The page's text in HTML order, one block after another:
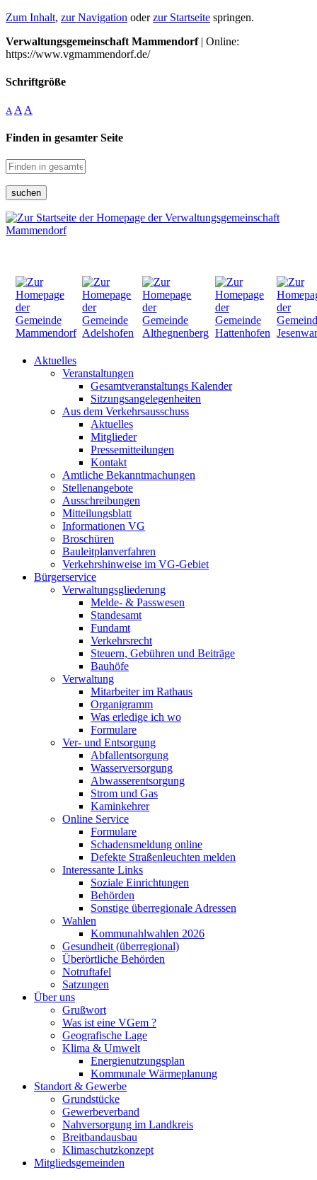
Zum Inhalt, zur Navigation oderzur Startseite springen.
Verwaltungsgemeinschaft Mammendorf| Online:
https://www.vgmammendorf.de/
Schriftgröße
A A A
Finden in gesamter Seite
suchen
Aktuelles
Veranstaltungen
Gesamtveranstaltungs Kalender
Sitzungsangelegenheiten
Aus dem Verkehrsausschuss
Aktuelles
Mitglieder
Pressemitteilungen
Kontakt
Amtliche Bekanntmachungen
Stellenangebote
Ausschreibungen
Mitteilungsblatt
Informationen VG
Broschüren
Bauleitplanverfahren
Verkehrshinweise im VG-Gebiet
Bürgerservice
Verwaltungsgliederung
Melde- & Passwesen
Standesamt
Fundamt
Verkehrsrecht
Steuern, Gebühren und Beiträge
Bauhöfe
Verwaltung
Mitarbeiter im Rathaus
Organigramm
Was erledige ich wo
Formulare
Ver- und Entsorgung
Abfallentsorgung
Wasserversorgung
Abwasserentsorgung
Strom und Gas
Kaminkehrer
Online Service
Formulare
Schadensmeldung online
Defekte Straßenleuchten melden
Interessante Links
Soziale Einrichtungen
Behörden
Sonstige überregionale Adressen
Wahlen
Kommunahlwahlen 2026
Gesundheit (überregional)
Überörtliche Behörden
Notruftafel
Satzungen
Über uns
Grußwort
Was ist eine VGem ?
Geografische Lage
Klima & Umwelt
Energienutzungsplan
Kommunale Wärmeplanung
Standort & Gewerbe
Grundstücke
Gewerbeverband
Nahversorgung im Landkreis
Breitbandausbau
Klimaschutzkonzept
Mitgliedsgemeinden